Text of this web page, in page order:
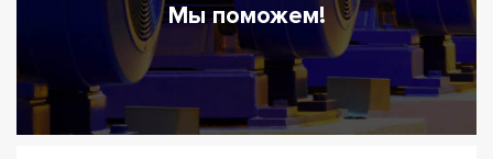
Мы поможем!